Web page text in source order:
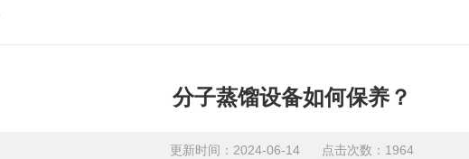
分子蒸馏设备如何保养？
更新时间：2024-06-14 点击次数：1964